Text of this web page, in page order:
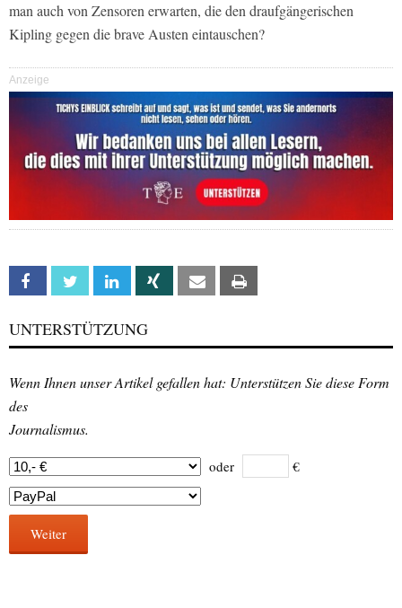
man auch von Zensoren erwarten, die den draufgängerischen
Kipling gegen die brave Austen eintauschen?
Anzeige
Facebook Twitter Linkedin Xing Email
UNTERSTÜTZUNG
Wenn Ihnen unser Artikel gefallen hat: Unterstützen Sie diese Form
des
Journalismus.
oder €
Weiter